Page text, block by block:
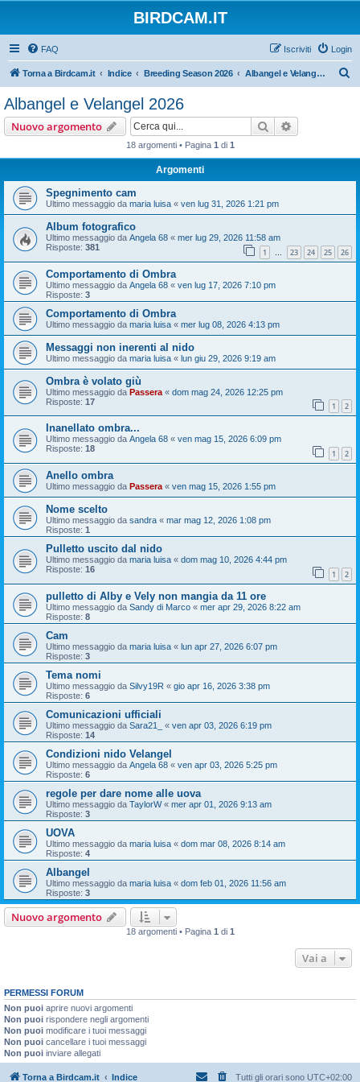
BIRDCAM.IT
FAQ Login
Iscriviti
Torna a Birdcam.it Indice Breeding Season 2026 Albangel e Velangel 2026
Albangel e Velangel 2026
Nuovo argomento Cerca
18 argomenti • Pagina 1 di 1
Argomenti
Spegnimento cam
Ultimo messaggio da maria luisa « ven lug 31, 2026 1:21 pm
Album fotografico
Ultimo messaggio da Angela 68 « mer lug 29, 2026 11:58 am
Risposte: 381 1 … 23 24 25 26
Comportamento di Ombra
Ultimo messaggio da Angela 68 « ven lug 17, 2026 7:10 pm
Risposte: 3
Comportamento di Ombra
Ultimo messaggio da maria luisa « mer lug 08, 2026 4:13 pm
Messaggi non inerenti al nido
Ultimo messaggio da maria luisa « lun giu 29, 2026 9:19 am
Ombra è volato giù
Ultimo messaggio da Passera « dom mag 24, 2026 12:25 pm
Risposte: 17 1 2
Inanellato ombra...
Ultimo messaggio da Angela 68 « ven mag 15, 2026 6:09 pm
Risposte: 18 1 2
Anello ombra
Ultimo messaggio da Passera « ven mag 15, 2026 1:55 pm
Nome scelto
Ultimo messaggio da sandra « mar mag 12, 2026 1:08 pm
Risposte: 1
Pulletto uscito dal nido
Ultimo messaggio da maria luisa « dom mag 10, 2026 4:44 pm
Risposte: 16 1 2
pulletto di Alby e Vely non mangia da 11 ore
Ultimo messaggio da Sandy di Marco « mer apr 29, 2026 8:22 am
Risposte: 8
Cam
Ultimo messaggio da maria luisa « lun apr 27, 2026 6:07 pm
Risposte: 3
Tema nomi
Ultimo messaggio da Silvy19R « gio apr 16, 2026 3:38 pm
Risposte: 6
Comunicazioni ufficiali
Ultimo messaggio da Sara21_ « ven apr 03, 2026 6:19 pm
Risposte: 14
Condizioni nido Velangel
Ultimo messaggio da Angela 68 « ven apr 03, 2026 5:25 pm
Risposte: 6
regole per dare nome alle uova
Ultimo messaggio da TaylorW« mer apr 01, 2026 9:13 am
Risposte: 3
UOVA
Ultimo messaggio da maria luisa « dom mar 08, 2026 8:14 am
Risposte: 4
Albangel
Ultimo messaggio da maria luisa « dom feb 01, 2026 11:56 am
Risposte: 3
Nuovo argomento
18 argomenti • Pagina 1 di 1
Vai a
PERMESSI FORUM
Non puoi aprire nuovi argomenti
Non puoi rispondere negli argomenti
Non puoi modificare i tuoi messaggi
Non puoi cancellare i tuoi messaggi
Non puoi inviare allegati
Torna a Birdcam.it Indice Tutti gli orari sono UTC+02:00